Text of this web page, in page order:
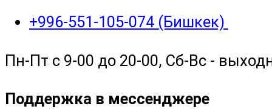
+996-551-105-074 (Бишкек)
Пн-Пт с 9-00 до 20-00, Сб-Вс -
Поддержка в мессенджере